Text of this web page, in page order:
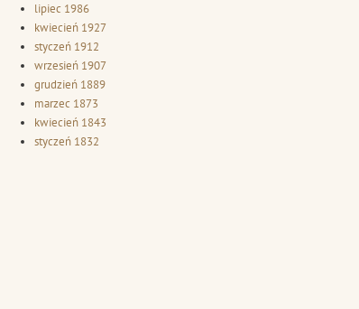
lipiec 1986
kwiecień 1927
styczeń 1912
wrzesień 1907
grudzień 1889
marzec 1873
kwiecień 1843
styczeń 1832